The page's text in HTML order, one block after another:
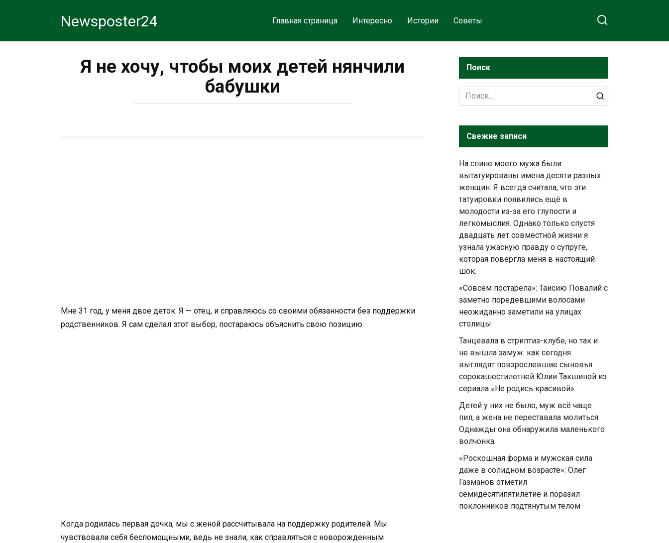
Newsposter24 Главная страница Интересно Истории Советы
Я не хочу, чтобы моих детей нянчили
бабушки
Мне 31 год, у меня двое деток. Я — отец, и справляюсь со своими обязанности без поддержки
родственников. Я сам сделал этот выбор, постараюсь объяснить свою позицию.
Когда родилась первая дочка, мы с женой рассчитывала на поддержку родителей. Мы
чувствовали себя беспомощными, ведь не знали, как справляться с новорожденным
Поиск
Search
for:
Свежие записи
На спине моего мужа были
вытатуированы имена десяти разных
женщин. Я всегда считала, что эти
татуировки появились ещё в
молодости из-за его глупости и
легкомыслия. Однако только спустя
двадцать лет совместной жизни я
узнала ужасную правду о супруге,
которая повергла меня в настоящий
шок.
«Совсем постарела»: Таисию Повалий с
заметно поредевшими волосами
неожиданно заметили на улицах
столицы
Танцевала в стриптиз-клубе, но так и
не вышла замуж: как сегодня
выглядят повзрослевшие сыновья
сорокашестилетней Юлии Такшиной из
сериала «Не родись красивой»
Детей у них не было, муж всё чаще
пил, а жена не переставала молиться.
Однажды она обнаружила маленького
волчонка.
«Роскошная форма и мужская сила
даже в солидном возрасте»: Олег
Газманов отметил
семидесятипятилетие и поразил
поклонников подтянутым телом